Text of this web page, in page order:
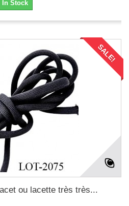
In Stock
SALE!
ou lacette très très...